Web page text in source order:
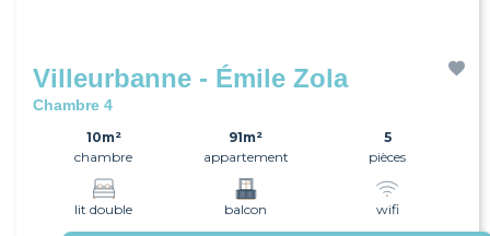
Villeurbanne - Émile Zola
Chambre 4
10m²
chambre
91m²
appartement
5
pièces
lit double balcon wifi